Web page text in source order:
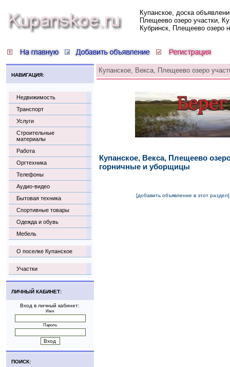
Купанское, доска
Плещеево озеро участки,
Кубринск, Плещеево озеро
НАВИГАЦИЯ:
Недвижимость
Транспорт
Услуги
Строительные
материалы
Работа
Оргтехника
Телефоны
Аудио-видео
Бытовая техника
Спортивные товары
Одежда и обувь
Мебель
О поселке Купанское
Участки
ЛИЧНЫЙ КАБИНЕТ:
Вход в личный кабинет:
Имя
Пароль
ПОИСК:
Купанское, Векса, Плещеево озеро
Купанское, Векса, Плещеево
горничные и уборщицы
[добавить объявление в этот раздел]